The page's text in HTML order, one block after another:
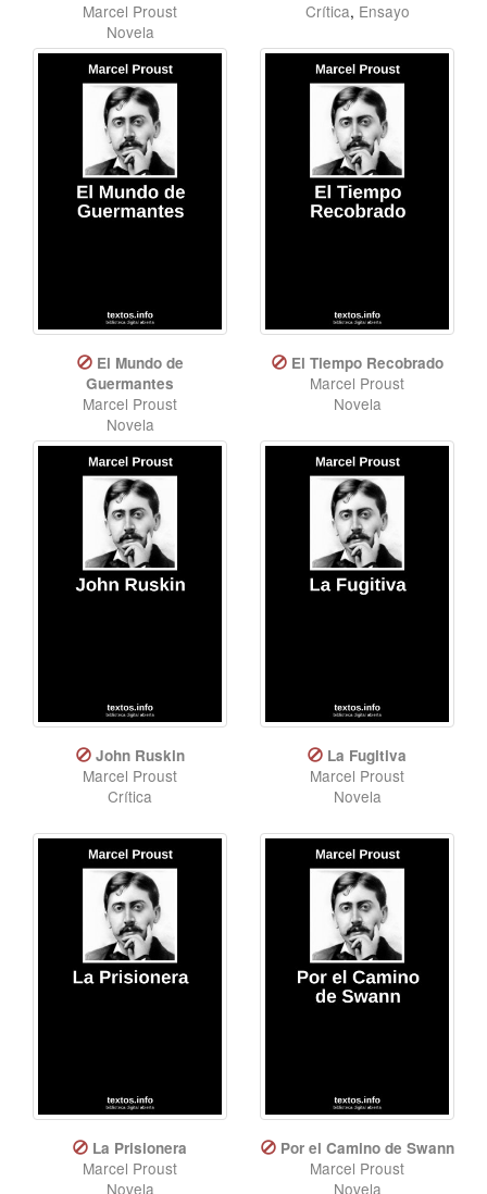
Marcel Proust
Novela
Crítica, Ensayo
El Mundo de
Guermantes
Marcel Proust
Novela
El Tiempo Recobrado
Marcel Proust
Novela
John Ruskin
Marcel Proust
Crítica
La Fugitiva
Marcel Proust
Novela
La Prisionera
Marcel Proust
Novela
Por el Camino de Swann
Marcel Proust
Novela